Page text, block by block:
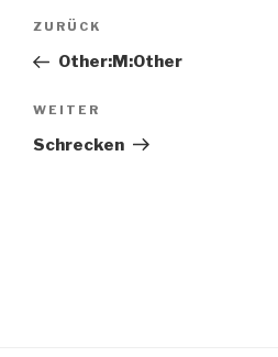
Beitragsnavigation
Vorheriger
Beitrag
ZURÜCK
Other:M:Other
Nächster
Beitrag
WEITER
Schrecken